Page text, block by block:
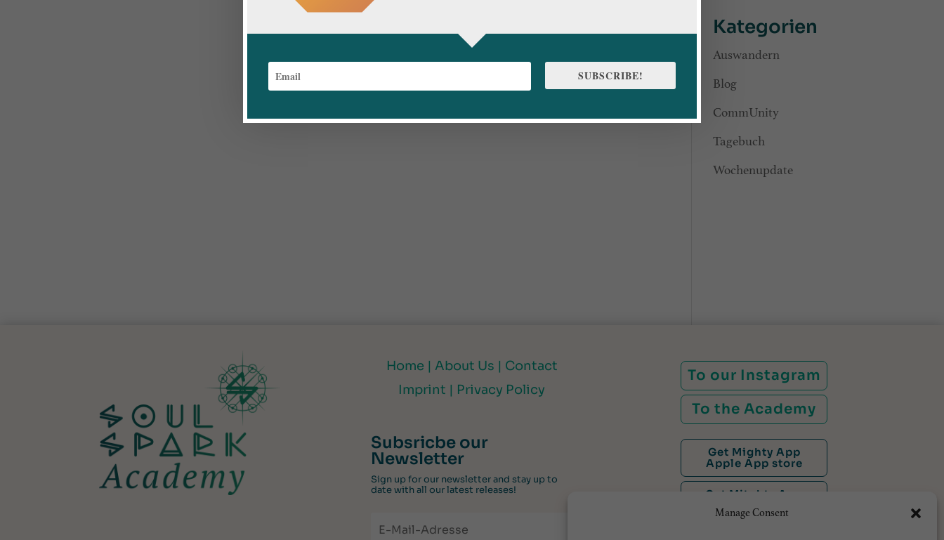
Manage Consent
Kategorien
Auswandern
Blog
CommUnity
Tagebuch
Wochenupdate
Home | About Us | Contact
Imprint | Privacy Policy
Subsricbe our
Newsletter
Sign up for our newsletter and stay up to
date with all our latest releases!
To our Instagram
To the Academy
Get Mighty App
Apple App store
Get Mitghty App
Google Play Store
SUBSCRIBE!